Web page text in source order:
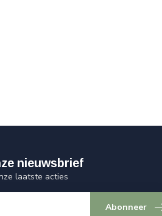
nieuwsbrief
laatste acties
Abonneer